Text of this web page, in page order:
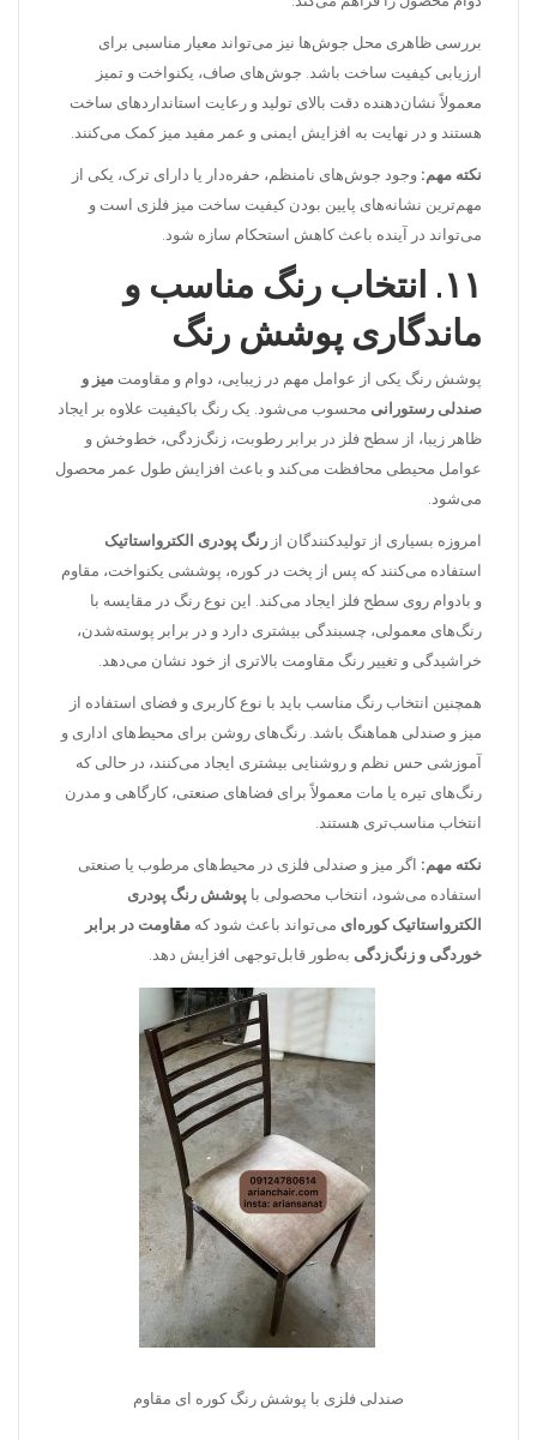
بررسی ظاهری محل جوش‌ها نیز می‌تواند معیار مناسبی برای
ارزیابی کیفیت ساخت باشد. جوش‌های صاف، یکنواخت و تمیز
معمولاً نشان‌دهنده دقت بالای تولید و رعایت استانداردهای ساخت
هستند و در نهایت به افزایش ایمنی و عمر مفید میز کمک می‌کنند.
نکته مهم: وجود جوش‌های نامنظم، حفره‌دار یا دارای ترک، یکی از
مهم‌ترین نشانه‌های پایین بودن کیفیت ساخت میز فلزی است و
می‌تواند در آینده باعث کاهش استحکام سازه شود.
۱۱. انتخاب رنگ مناسب و
ماندگاری پوشش رنگ
پوشش رنگ یکی از عوامل مهم در زیبایی، دوام و مقاومت میز و
صندلی رستورانی محسوب می‌شود. یک رنگ باکیفیت علاوه بر ایجاد
ظاهر زیبا، از سطح فلز در برابر رطوبت، زنگ‌زدگی، خط‌وخش و
عوامل محیطی محافظت می‌کند و باعث افزایش طول عمر محصول
می‌شود.
امروزه بسیاری از تولیدکنندگان از رنگ پودری الکترواستاتیک
استفاده می‌کنند که پس از پخت در کوره، پوششی یکنواخت، مقاوم
و بادوام روی سطح فلز ایجاد می‌کند. این نوع رنگ در مقایسه با
رنگ‌های معمولی، چسبندگی بیشتری دارد و در برابر پوسته‌شدن،
خراشیدگی و تغییر رنگ مقاومت بالاتری از خود نشان می‌دهد.
همچنین انتخاب رنگ مناسب باید با نوع کاربری و فضای استفاده از
میز و صندلی هماهنگ باشد. رنگ‌های روشن برای محیط‌های اداری و
آموزشی حس نظم و روشنایی بیشتری ایجاد می‌کنند، در حالی که
رنگ‌های تیره یا مات معمولاً برای فضاهای صنعتی، کارگاهی و مدرن
انتخاب مناسب‌تری هستند.
نکته مهم: اگر میز و صندلی فلزی در محیط‌های مرطوب یا صنعتی
استفاده می‌شود، انتخاب محصولی با پوشش رنگ پودری
الکترواستاتیک کوره‌ای می‌تواند باعث شود که مقاومت در برابر
خوردگی و زنگ‌زدگی به‌طور قابل‌توجهی افزایش دهد.
صندلی فلزی با پوشش رنگ کوره ای مقاوم